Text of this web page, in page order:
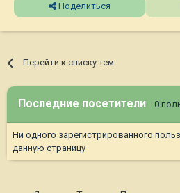
Поделиться
Перейти к списку тем
Последние посетители 0
Ни одного зарегистрированного
данную страницу